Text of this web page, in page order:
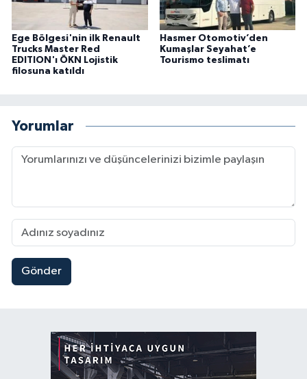
Ege Bölgesi'nin ilk Renault
Trucks Master Red
EDITION'ı ÖKN Lojistik
filosuna katıldı
Hasmer Otomotiv’den
Kumaşlar Seyahat’e
Tourismo teslimatı
Yorumlar
Gönder